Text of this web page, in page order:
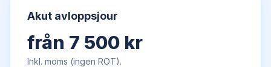
Akut avloppsjour
från 7 500 kr
Inkl. moms (ingen ROT).